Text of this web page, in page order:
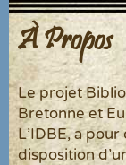
À Propos
Le projet
Bretonne et
L'IDBE, a
disposition